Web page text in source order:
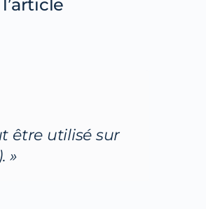
être utilisé sur
»